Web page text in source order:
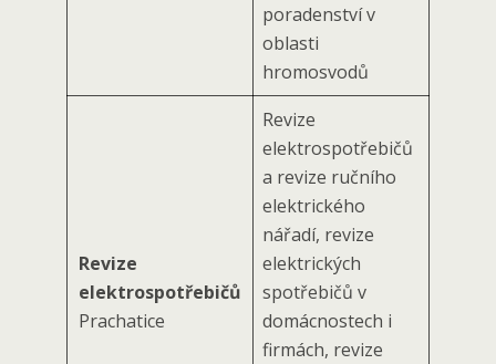
poradenství v
oblasti
hromosvodů
Revize
elektrospotřebičů
Prachatice
Revize
elektrospotřebičů
a revize ručního
elektrického
nářadí, revize
elektrických
spotřebičů v
domácnostech i
firmách, revize